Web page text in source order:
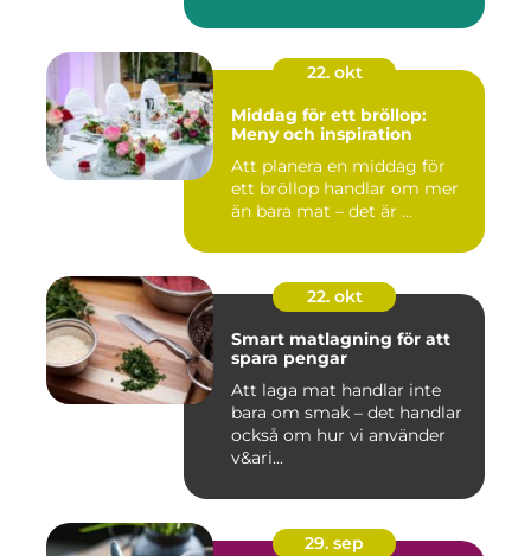
22. okt
Middag för ett bröllop:
Meny och inspiration
Att planera en middag för
ett bröllop handlar om mer
än bara mat – det är ...
22. okt
Smart matlagning för att
spara pengar
Att laga mat handlar inte
bara om smak – det handlar
också om hur vi använder
v&ari...
29. sep